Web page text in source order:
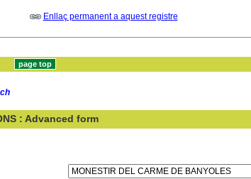
Enllaç permanent a aquest registre
: Advanced form